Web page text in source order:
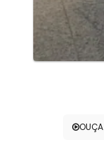
OUÇA